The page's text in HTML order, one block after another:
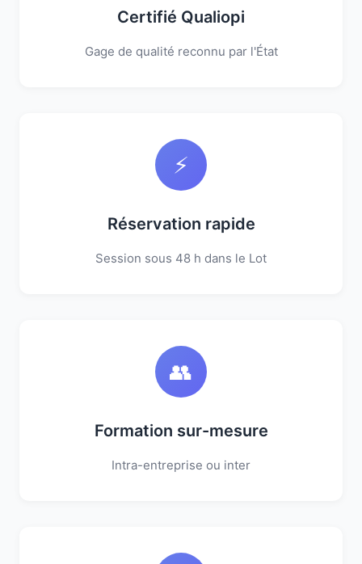
Certifié Qualiopi
Gage de qualité reconnu par l'État
⚡
Réservation rapide
Session sous 48 h dans le Lot
👥
Formation sur-mesure
Intra-entreprise ou inter